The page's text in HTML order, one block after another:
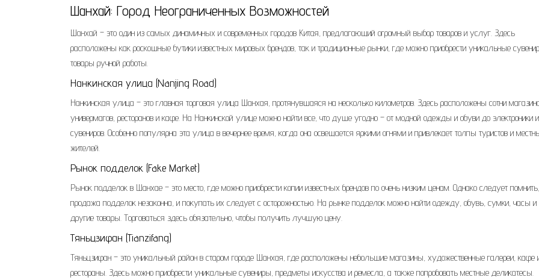
Шанхай: Город Неограниченных Возможностей
Шанхай – это один из самых динамичных и современных городов Китая, предлагающий огромный выбор товаров и услуг. Здесь
расположены как роскошные бутики известных мировых брендов, так и традиционные рынки, где можно приобрести уникальные
товары ручной работы.
Нанкинская улица (Nanjing Road)
Нанкинская улица – это главная торговая улица Шанхая, протянувшаяся на несколько километров. Здесь расположены сотни
универмагов, ресторанов и кафе. На Нанкинской улице можно найти все, что душе угодно – от модной одежды и обуви до электроники и
сувениров. Особенно популярна эта улица в вечернее время, когда она освещается яркими огнями и привлекает толпы туристов и
жителей.
Рынок подделок (Fake Market)
Рынок подделок в Шанхае – это место, где можно приобрести копии известных брендов по очень низким ценам. Однако следует
продажа подделок незаконна, и покупать их следует с осторожностью. На рынке подделок можно найти одежду, обувь, сумки, часы и
другие товары. Торговаться здесь обязательно, чтобы получить лучшую цену.
Тяньцзифан (Tianzifang)
Тяньцзифан – это уникальный район в старом городе Шанхая, где расположены небольшие магазины, художественные галереи, кафе
рестораны. Здесь можно приобрести уникальные сувениры, предметы искусства и ремесла, а также попробовать местные деликатесы.